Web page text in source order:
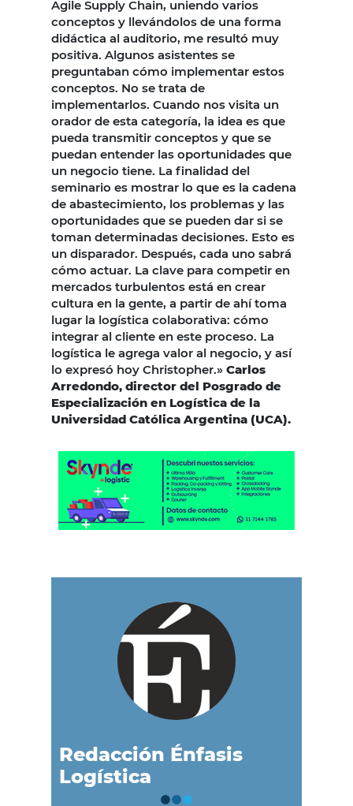
Agile Supply Chain, uniendo varios
conceptos y llevándolos de una forma
didáctica al auditorio, me resultó muy
positiva. Algunos asistentes se
preguntaban cómo implementar estos
conceptos. No se trata de
implementarlos. Cuando nos visita un
orador de esta categoría, la idea es que
pueda transmitir conceptos y que se
puedan entender las oportunidades que
un negocio tiene. La finalidad del
seminario es mostrar lo que es la cadena
de abastecimiento, los problemas y las
oportunidades que se pueden dar si se
toman determinadas decisiones. Esto es
un disparador. Después, cada uno sabrá
cómo actuar. La clave para competir en
mercados turbulentos está en crear
cultura en la gente, a partir de ahí toma
lugar la logística colaborativa: cómo
integrar al cliente en este proceso. La
logística le agrega valor al negocio, y así
lo expresó hoy Christopher.» Carlos
Arredondo, director del Posgrado de
Especialización en Logística de la
Universidad Católica Argentina (UCA).
Redacción Énfasis
Logística